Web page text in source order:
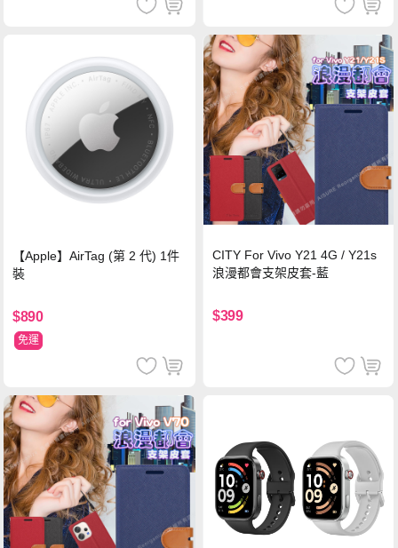
【Apple】AirTag (第 2 代) 1件
裝
$890
免運
CITY For Vivo Y21 4G / Y21s
浪漫都會支架皮套-藍
$399